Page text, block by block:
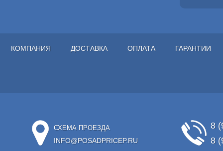
КОМПАНИЯ ДОСТАВКА ОПЛАТА ГАРАНТИИ
СХЕМА ПРОЕЗДА
INFO@POSADPRICEP.RU
8
8